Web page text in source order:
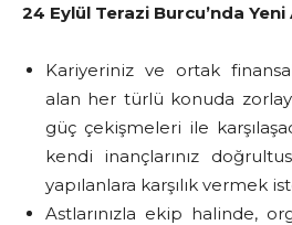
24 Eylül Terazi Burcu’nda Yeni
Kariyeriniz ve ortak
alan her türlü konuda
güç çekişmeleri ile
kendi inançlarınız
yapılanlara karşılık vermek
Astlarınızla ekip halinde,